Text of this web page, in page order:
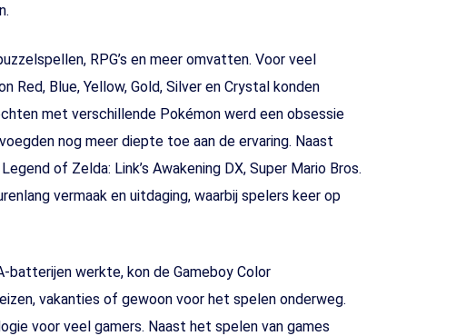
RPG’s en meer omvatten. Voor veel
Blue, Yellow, Gold, Silver en Crystal konden
met verschillende Pokémon werd een obsessie
nog meer diepte toe aan de ervaring. Naast
of Zelda: Link’s Awakening DX, Super Mario Bros.
vermaak en uitdaging, waarbij spelers keer op
batterijen werkte, kon de Gameboy Color
vakanties of gewoon voor het spelen onderweg.
voor veel gamers. Naast het spelen van games